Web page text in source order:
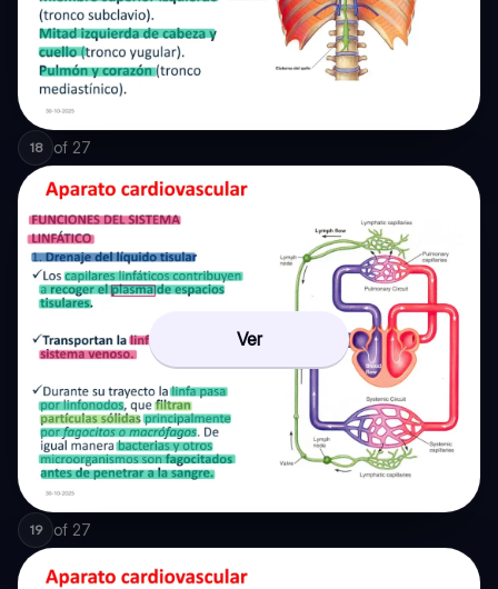
18 of 27
Ver
19 of 27